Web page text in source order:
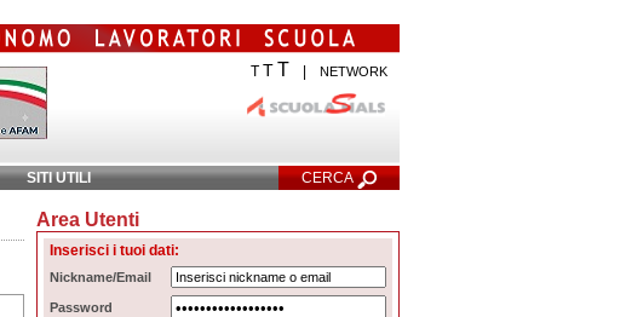
T TT NETWORK
SITI UTILI CERCA
Ricerca Avanzata
Area Utenti
Inserisci i tuoi dati:
Nickname/Email
Password